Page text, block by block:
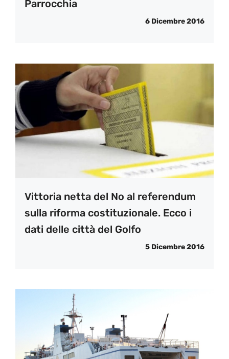
Parrocchia
6 Dicembre 2016
Vittoria netta del No al referendum
sulla riforma costituzionale. Ecco i
dati delle città del Golfo
5 Dicembre 2016